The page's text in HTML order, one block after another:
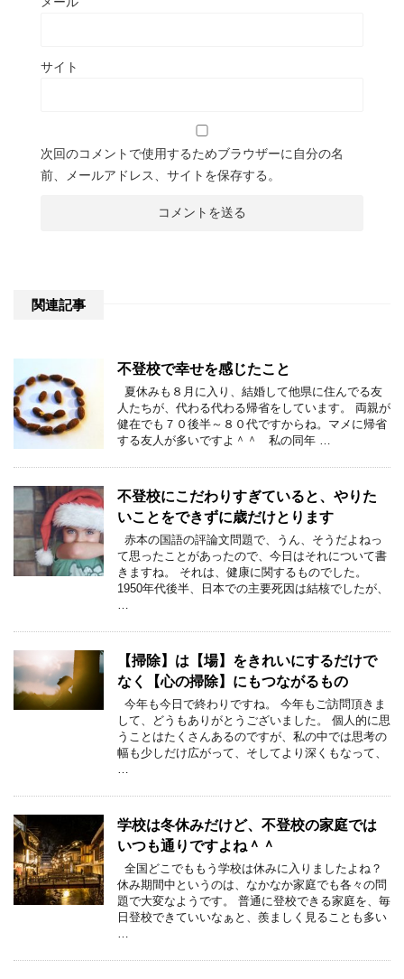
サイト
次回のコメントで使用するためブラウザーに自分の名
前、メールアドレス、サイトを保存する。
関連記事
不登校で幸せを感じたこと
夏休みも８月に入り、結婚して他県に住んでる友
人たちが、代わる代わる帰省をしています。 両親が
健在でも７０後半～８０代ですからね。マメに帰省
する友人が多いですよ＾＾ 私の同年 …
不登校にこだわりすぎていると、やりた
いことをできずに歳だけとります
赤本の国語の評論文問題で、うん、そうだよねっ
て思ったことがあったので、今日はそれについて書
きますね。 それは、健康に関するものでした。
1950年代後半、日本での主要死因は結核でしたが、
【掃除】は【場】をきれいにするだけで
なく【心の掃除】にもつながるもの
今年も今日で終わりですね。 今年もご訪問頂きま
して、どうもありがとうございました。 個人的に思
うことはたくさんあるのですが、私の中では思考の
幅も少しだけ広がって、そしてより深くもなって、
学校は冬休みだけど、不登校の家庭では
いつも通りですよね＾＾
全国どこでももう学校は休みに入りましたよね？
休み期間中というのは、なかなか家庭でも各々の問
題で大変なようです。 普通に登校できる家庭を、毎
日登校できていいなぁと、羨ましく見ることも多い